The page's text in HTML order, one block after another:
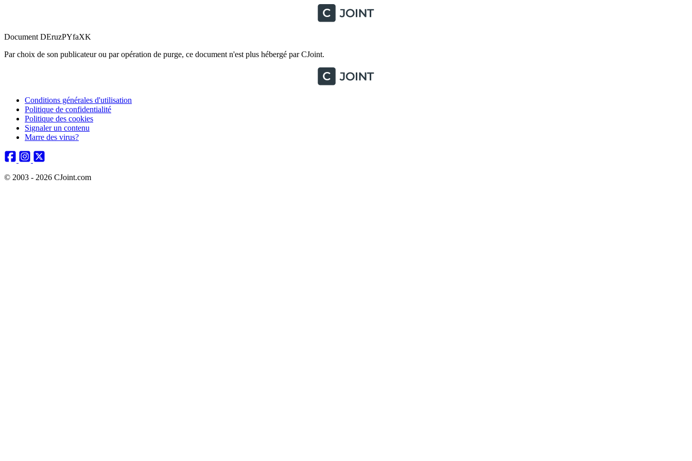
Document DEruzPYfaXK
Par choix de son publicateur ou par opération de purge, ce document n'est plus hébergé par CJoint.
Conditions générales d'utilisation
Politique de confidentialité
Politique des cookies
Signaler un contenu
Marre des virus?
© 2003 - 2026 CJoint.com